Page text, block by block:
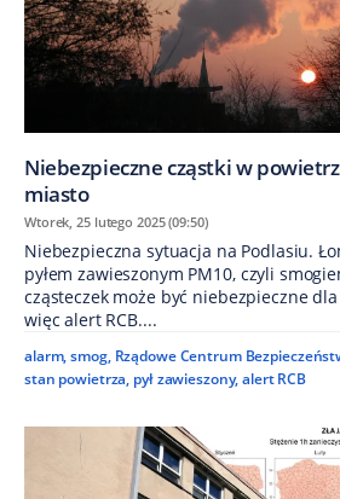
Niebezpieczne cząstki w
miasto
Wtorek, 25 lutego 2025 (09:50)
Niebezpieczna sytuacja na Podlasiu.
pyłem zawieszonym PM10, czyli
cząsteczek może być niebezpieczne
więc alert RCB....
alarm,smog, Rządowe Centrum
stan powietrza, pył zawieszony,alert RCB